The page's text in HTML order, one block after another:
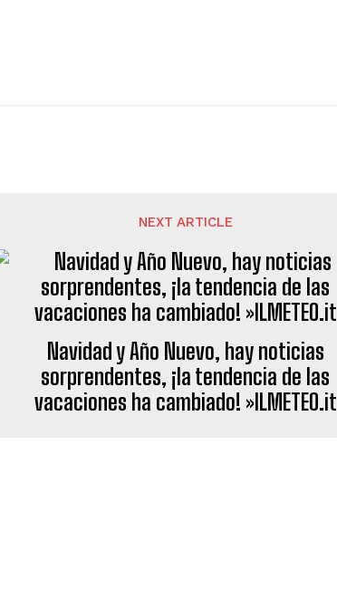
NEXT ARTICLE
Navidad y Año Nuevo, hay noticias
sorprendentes, ¡la tendencia de las
vacaciones ha cambiado! »ILMETEO.it